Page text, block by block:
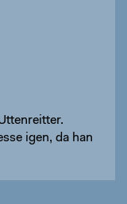
igen, da han